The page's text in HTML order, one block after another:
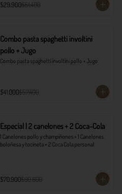
$29.900$51.400
Combo pasta spaghetti involtini
pollo + Jugo
Combo pasta spaghetti involtini pollo + Jugo
$41.000$57.400
Especial | 2 canelones + 2 Coca-Cola
1 Canelones pollo y champiñones + 1 Canelones
boloñesa y tocineta + 2 Coca Cola personal.
$70.900$99.600